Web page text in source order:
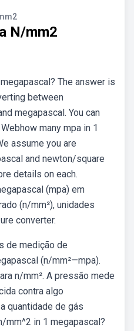
N/mm2
The answer is
between
megapascal. You can
many mpa in 1
assume you are
and newton/square
details on each.
(mpa) em
(n/mm²), unidades
converter.
de medição de
(n/mm²—mpa).
n/mm². A pressão mede
contra algo
quantidade de gás
mm^2 in 1 megapascal?